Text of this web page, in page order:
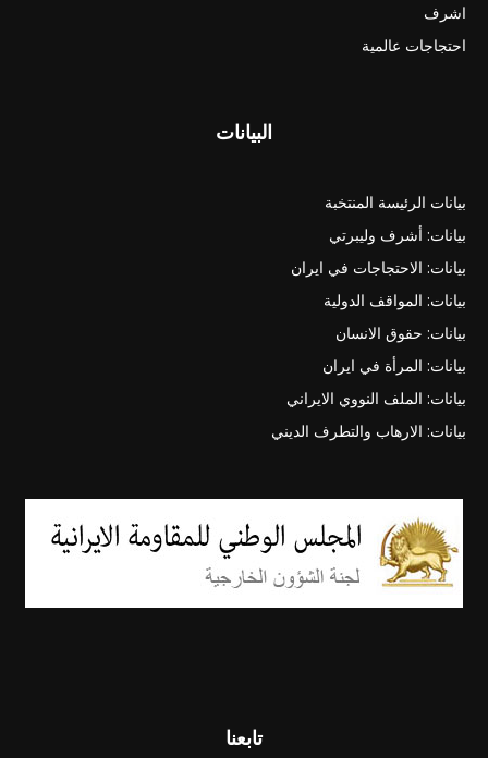
اشرف
احتجاجات عالمية
البيانات
بيانات الرئيسة المنتخبة
بيانات: أشرف وليبرتي
بيانات: الاحتجاجات في ايران
بيانات: المواقف الدولية
بيانات: حقوق الانسان
بيانات: المرأة في ايران
بيانات: الملف النووي الايراني
بيانات: الارهاب والتطرف الديني
تابعنا